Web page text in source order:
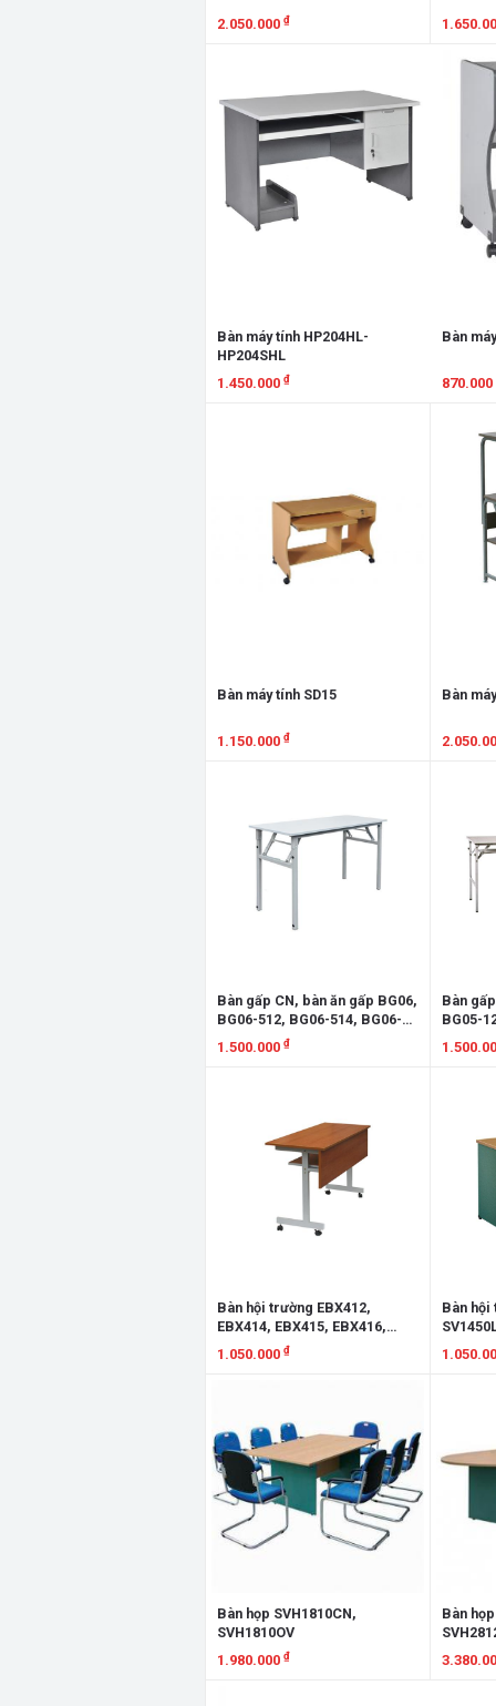
2.050.000 ₫
Xem
Bàn máy tính HP204HL-
HP204SHL
1.450.000 ₫
Bàn
870.000
Bàn máy tính SD15
1.150.000 ₫
Bàn
Bàn gấp CN, bàn ăn gấp BG06,
BG06-512, BG06-514, BG06-
516, BG06-518, BG06-712
1.500.000 ₫
Bàn
BG05-
BG05-
Bàn hội trường EBX412,
EBX414, EBX415, EBX416,
EBX418
1.050.000 ₫
Bàn hội
Bàn họp SVH1810CN,
SVH1810OV
1.980.000 ₫
Bàn